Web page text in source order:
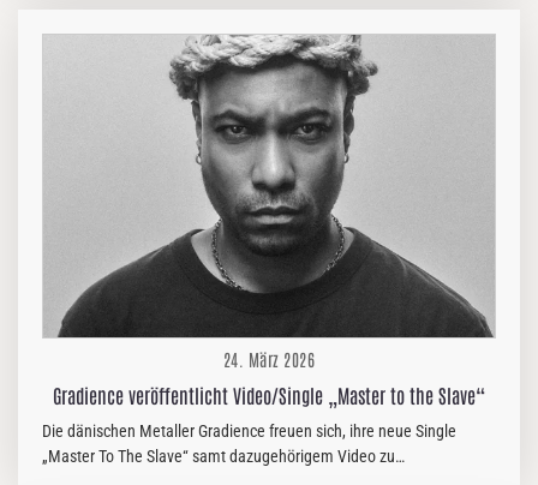
kreativen Phase, in der sie ihren Sound weiterentwickeln. „Stranger“
kreist um die Themen Identität, Transformation und innerer Konflikt
und taucht tief in den Moment ein, in dem man erkennt, dass man
sich selbst nicht mehr vollständig wiedererkennt. Introspektive Texte
verbinden sich mit treibenden Rhythmen und dem scharfen,
24. März 2026
Gradience veröffentlicht Video/Single „Master to the Slave“
Die dänischen Metaller Gradience freuen sich, ihre neue Single
„Master To The Slave“ samt dazugehörigem Video zu